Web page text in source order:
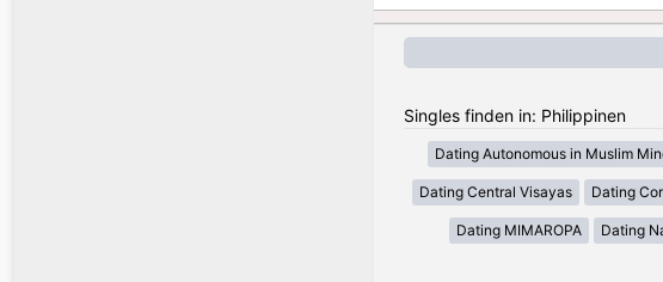
Singles finden in: Philippinen
Dating Autonomous in Muslim
Dating Central Visayas Dating
Dating MIMAROPA Dating